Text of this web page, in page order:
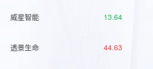
威星智能 13.64
透景生命 44.63